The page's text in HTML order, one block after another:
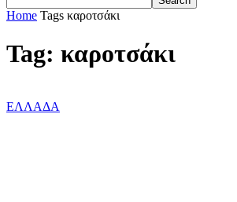
Home Tags καροτσάκι
Tag: καροτσάκι
ΕΛΛΑΔΑ